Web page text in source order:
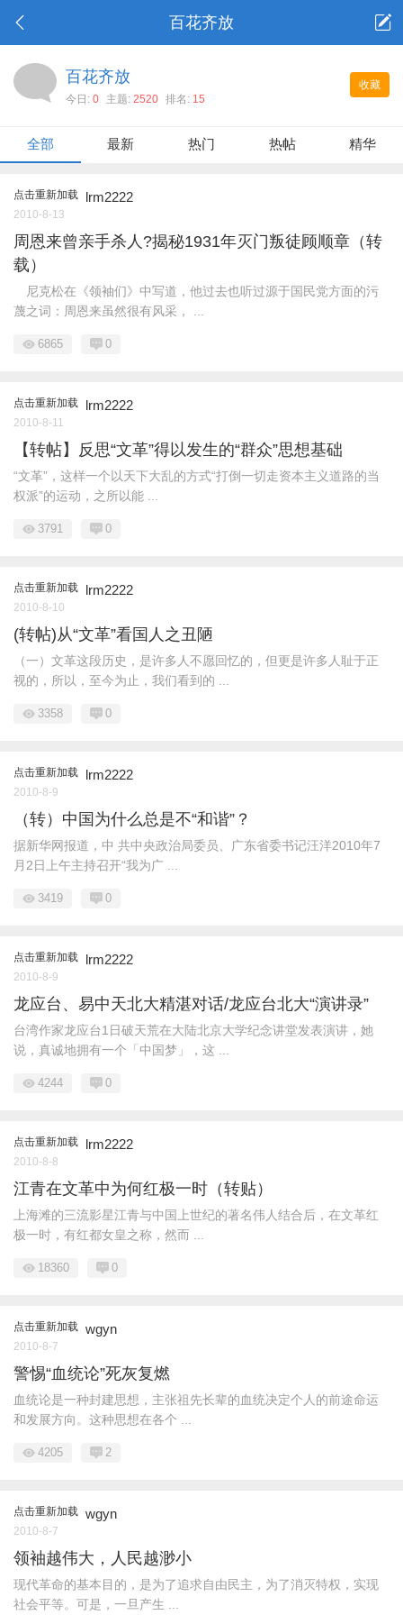
百花齐放
收藏
百花齐放
今日: 0 主题: 2520 排名: 15
全部 最新 热门 热帖 精华
点击重新加载 lrm2222
2010-8-13
周恩来曾亲手杀人?揭秘1931年灭门叛徒顾顺章（转
载）
尼克松在《领袖们》中写道，他过去也听过源于国民党方面的污
蔑之词：周恩来虽然很有风采， ...
6865 0
点击重新加载 lrm2222
2010-8-11
【转帖】反思“文革”得以发生的“群众”思想基础
“文革”，这样一个以天下大乱的方式“打倒一切走资本主义道路的当
权派”的运动，之所以能 ...
3791 0
点击重新加载 lrm2222
2010-8-10
(转帖)从“文革”看国人之丑陋
（一）文革这段历史，是许多人不愿回忆的，但更是许多人耻于正
视的，所以，至今为止，我们看到的 ...
3358 0
点击重新加载 lrm2222
2010-8-9
（转）中国为什么总是不“和谐”？
据新华网报道，中 共中央政治局委员、广东省委书记汪洋2010年7
月2日上午主持召开“我为广 ...
3419 0
点击重新加载 lrm2222
2010-8-9
龙应台、易中天北大精湛对话/龙应台北大“演讲录”
台湾作家龙应台1日破天荒在大陆北京大学纪念讲堂发表演讲，她
说，真诚地拥有一个「中国梦」，这 ...
4244 0
点击重新加载 lrm2222
2010-8-8
江青在文革中为何红极一时（转贴）
上海滩的三流影星江青与中国上世纪的著名伟人结合后，在文革红
极一时，有红都女皇之称，然而 ...
18360 0
点击重新加载 wgyn
2010-8-7
警惕“血统论”死灰复燃
血统论是一种封建思想，主张祖先长辈的血统决定个人的前途命运
和发展方向。这种思想在各个 ...
4205 2
点击重新加载 wgyn
2010-8-7
领袖越伟大，人民越渺小
现代革命的基本目的，是为了追求自由民主，为了消灭特权，实现
社会平等。可是，一旦产生 ...